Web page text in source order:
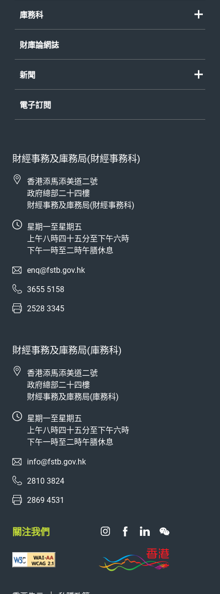
庫務科
財庫論網誌
新聞
電子訂閱
財經事務及庫務局(財經事務科)
香港添馬添美道二號
政府總部二十四樓
財經事務及庫務局(財經事務科)
星期一至星期五
上午八時四十五分至下午六時
下午一時至二時午膳休息
enq@fstb.gov.hk
3655 5158
2528 3345
財經事務及庫務局(庫務科)
香港添馬添美道二號
政府總部二十四樓
財經事務及庫務局(庫務科)
星期一至星期五
上午八時四十五分至下午六時
下午一時至二時午膳休息
info@fstb.gov.hk
2810 3824
2869 4531
關注我們